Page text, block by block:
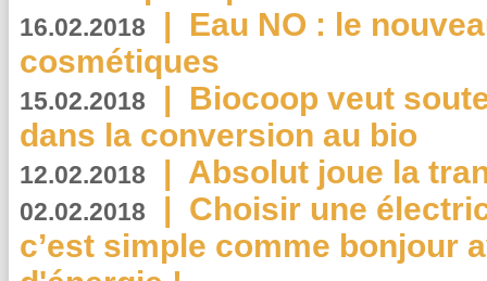
16.02.2018 | Eau NO : le
cosmétiques
15.02.2018 | Biocoop veut
dans la conversion au bio
12.02.2018 | Absolut joue la
02.02.2018 | Choisir une
c’est simple comme bonjour